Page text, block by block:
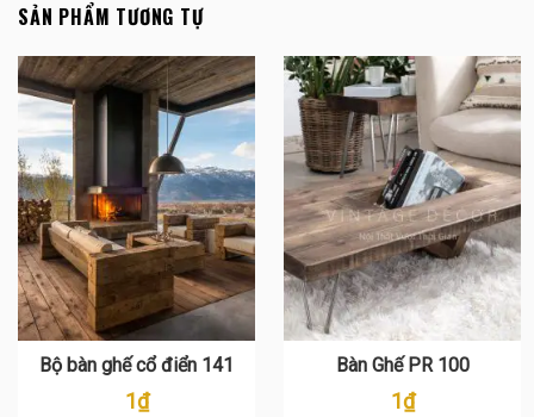
SẢN PHẨM TƯƠNG TỰ
Bộ bàn ghế cổ điển 141
1₫
Bàn Ghế PR 100
1₫